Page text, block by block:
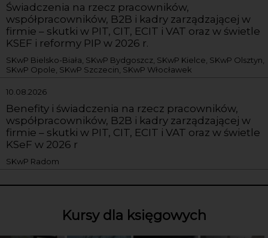
Świadczenia na rzecz pracowników,
współpracowników, B2B i kadry zarządzającej w
firmie – skutki w PIT, CIT, ECIT i VAT oraz w świetle
KSEF i reformy PIP w 2026 r.
SKwP Bielsko-Biała, SKwP Bydgoszcz, SKwP Kielce, SKwP Olsztyn,
SKwP Opole, SKwP Szczecin, SKwP Włocławek
10.08.2026
Benefity i świadczenia na rzecz pracowników,
współpracowników, B2B i kadry zarządzającej w
firmie – skutki w PIT, CIT, ECIT i VAT oraz w świetle
KSeF w 2026 r
SKwP Radom
Kursy dla księgowych